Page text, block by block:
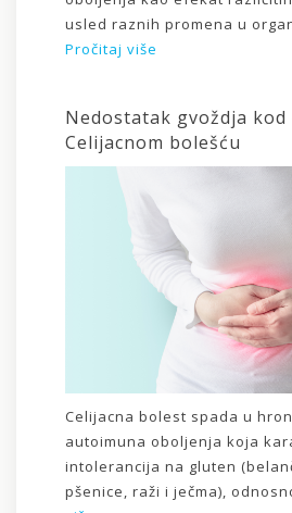
usled raznih promena u
Pročitaj više
Nedostatak gvoždja kod
Celijacnom bolešću
Celijacna bolest spada u
autoimuna oboljenja koja
intolerancija na gluten
pšenice, raži i ječma),